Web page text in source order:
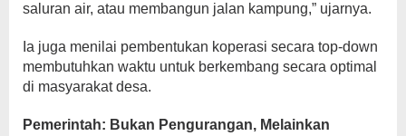
saluran air, atau membangun jalan kampung,” ujarnya.
Ia juga menilai pembentukan koperasi secara top-down
membutuhkan waktu untuk berkembang secara optimal
di masyarakat desa.
Pemerintah: Bukan Pengurangan, Melainkan